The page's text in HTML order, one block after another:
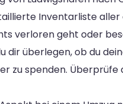
Inventarliste
verloren geht oder
dir überlegen, ob du
zu spenden.